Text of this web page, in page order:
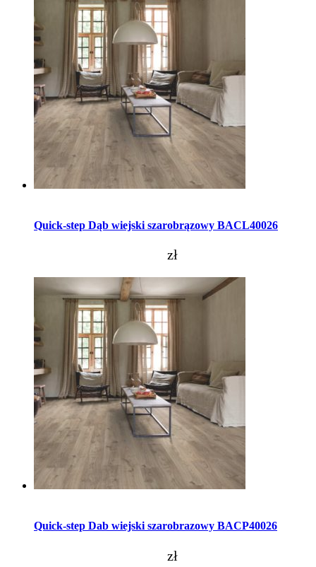
Quick-step Dąb wiejski szarobrązowy BACL40026
zł
Quick-step Dab wiejski szarobrazowy BACP40026
zł